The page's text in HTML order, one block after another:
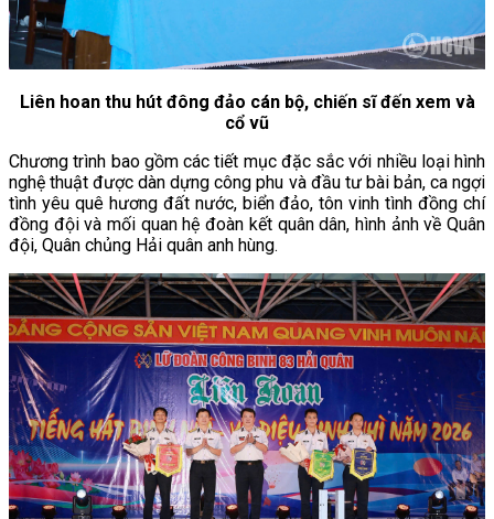
Liên hoan thu hút đông đảo cán bộ, chiến sĩ đến xem và
cổ vũ
Chương trình bao gồm các tiết mục đặc sắc với nhiều loại hình
nghệ thuật được dàn dựng công phu và đầu tư bài bản, ca ngợi
tình yêu quê hương đất nước, biển đảo, tôn vinh tình đồng chí
đồng đội và mối quan hệ đoàn kết quân dân, hình ảnh về Quân
đội, Quân chủng Hải quân anh hùng.